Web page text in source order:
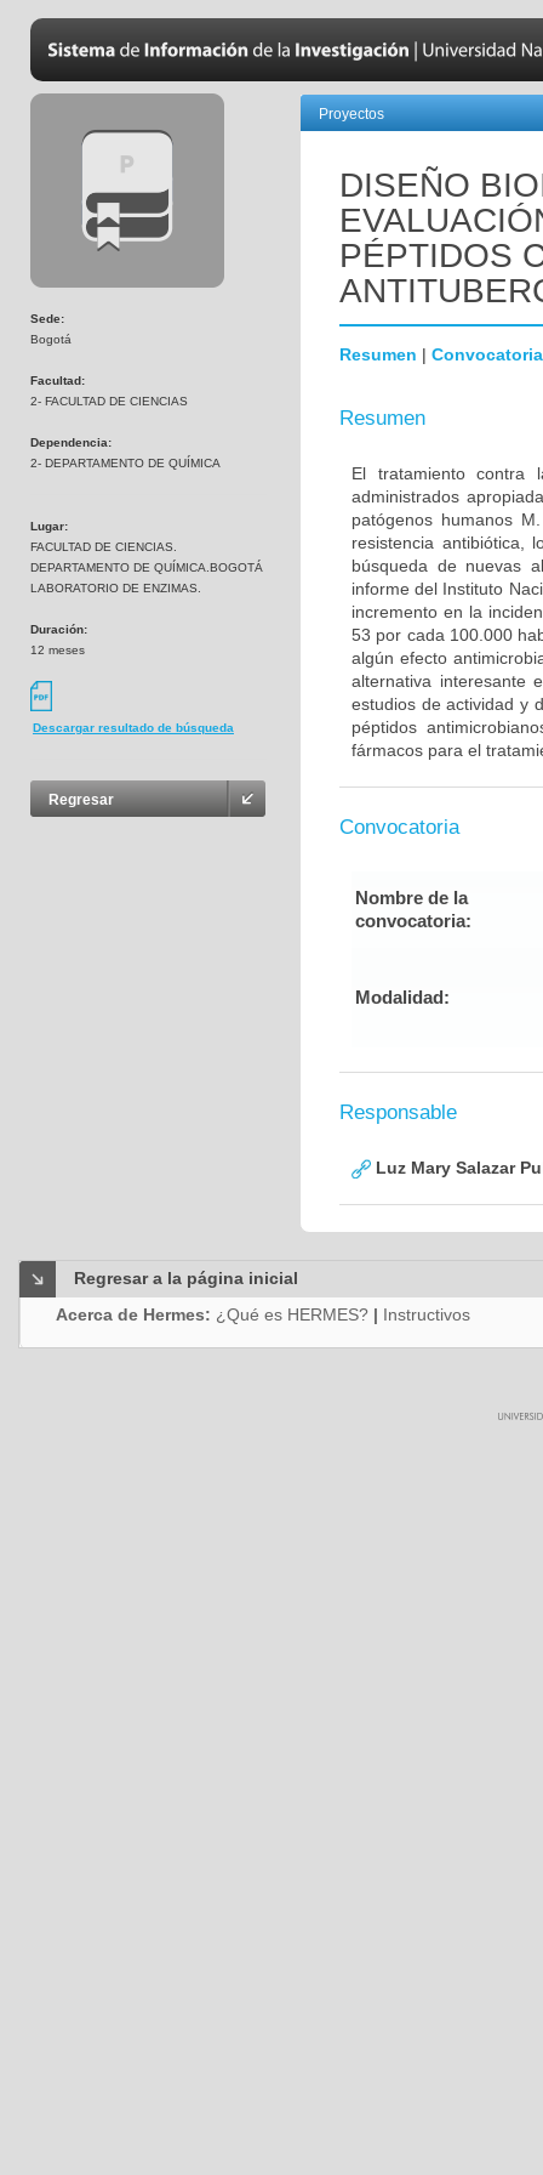
Sede:
Bogotá
Facultad:
2- FACULTAD DE CIENCIAS
Dependencia:
2- DEPARTAMENTO DE QUÍMICA
Lugar:
FACULTAD DE CIENCIAS.
DEPARTAMENTO DE QUÍMICA.BOGOTÁ
LABORATORIO DE ENZIMAS.
Duración:
12 meses
Descargar resultado de búsqueda
Regresar
Proyectos
DISEÑO
PÉPTIDOS
Resumen | Convocatoria
Resumen
El tratamiento contra
administrados
patógenos humanos
resistencia antibiótica,
búsqueda de nuevas
informe del Instituto
incremento en la
53 por cada 100.000
algún efecto
alternativa interesante
estudios de actividad y
péptidos
fármacos para el
Convocatoria
Nombre de la
convocatoria:
Modalidad:
Responsable
Luz Mary Salazar
Regresar a la página inicial
Acerca de Hermes: ¿Qué es HERMES? | Instructivos